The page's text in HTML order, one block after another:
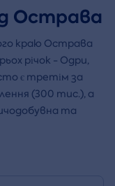
Острава
краю Острава
річок - Одри,
є третім за
(300 тис.), а
та